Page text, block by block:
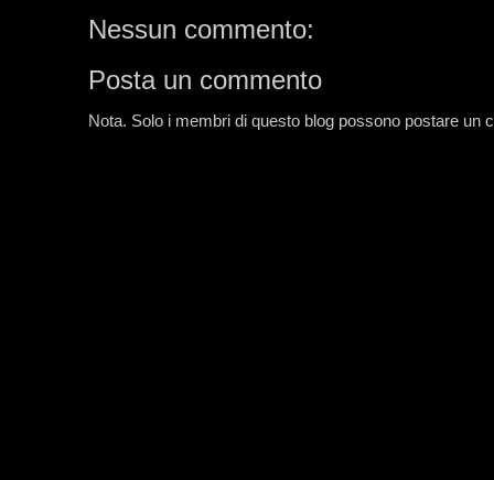
Nessun commento:
Posta un commento
Nota. Solo i membri di questo blog possono postare un